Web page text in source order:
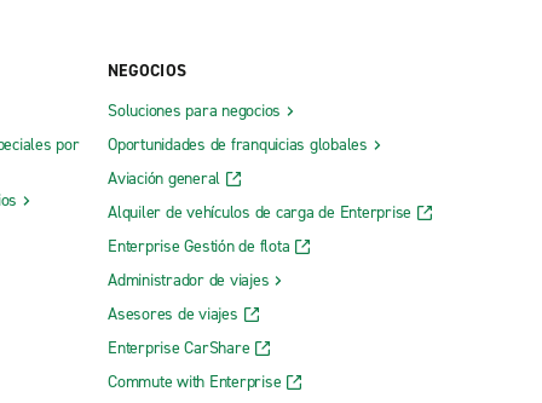
por
NEGOCIOS
Soluciones para negocios
Oportunidades de franquicias globales
Aviación general
Alquiler de vehículos de carga de Enterprise
Enterprise Gestión de flota
Administrador de viajes
Asesores de viajes
Enterprise CarShare
Commute with Enterprise